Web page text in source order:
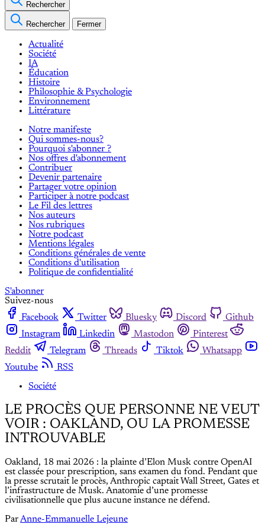
Rechercher
Rechercher Fermer
Actualité
Société
IA
Éducation
Histoire
Philosophie & Psychologie
Environnement
Littérature
Notre manifeste
Qui sommes-nous?
Pourquoi s'abonner ?
Nos offres d'abonnement
Contribuer
Devenir partenaire
Partager votre opinion
Participer à notre podcast
Le Fil des lettres
Nos auteurs
Nos rubriques
Notre podcast
Mentions légales
Conditions générales de vente
Conditions d'utilisation
Politique de confidentialité
S'abonner
Suivez-nous
Facebook
Twitter Bluesky Discord
Github
Instagram
Linkedin Mastodon
Pinterest
Reddit
Telegram Threads Tiktok
Whatsapp
Youtube
RSS
Société
LE PROCÈS QUE PERSONNE NE VEUT
VOIR : OAKLAND, OU LA PROMESSE
INTROUVABLE
Oakland, 18 mai 2026 : la plainte d’Elon Musk contre OpenAI
est classée pour prescription, sans examen du fond. Pendant que
la presse scrutait le procès, Anthropic captait Wall Street, Gates et
l’infrastructure de Musk. Anatomie d’une promesse
civilisationnelle que plus aucune instance ne défend.
ParAnne-Emmanuelle Lejeune